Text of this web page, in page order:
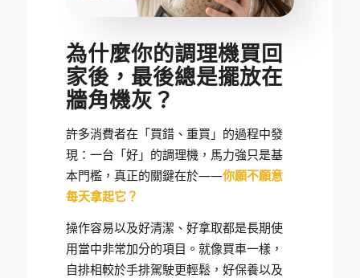
為什麼你的調理機買回
家後，最後總是擺放在
牆角機灰？
許多消費者在「買錯、重買」的過程中發
現：一台「好」的調理機，馬力強只是基
本門檻，真正的關鍵在於——你願不願意
每天拿起它？
操作容易以及好清潔、好拿取都是長期使
用當中非常加分的項目。就像買車一樣，
自排相較於手排駕駛更輕鬆，好保養以及